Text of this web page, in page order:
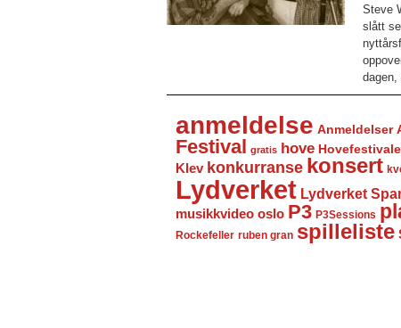
Steve
slått
anmeldelse Anmeldelser
Festival gratis hove
Klev konkurranse konsert
Lydverket Lydverket
musikkvideo oslo P3 P3Sessions
Rockefeller ruben gran spilleliste